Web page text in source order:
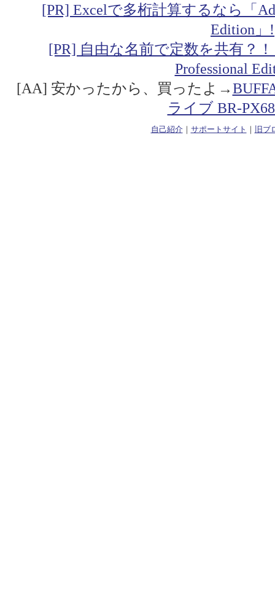
[PR] Excelで多桁計算するなら「
Edition」!
[PR] 自由な名前で定数を共有？
Professional
[AA] 安かったから、買ったよ→
ライブ BR-
自己紹介｜ サポートサイト ｜ 旧ブ